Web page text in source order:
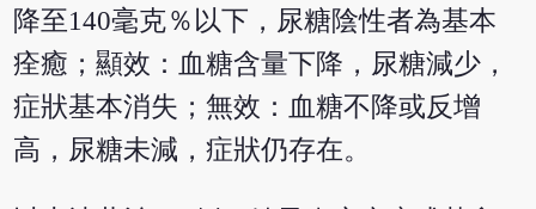
降至140毫克％以下，尿糖陰性者為基本
痊癒；顯效：血糖含量下降，尿糖減少，
症狀基本消失；無效：血糖不降或反增
高，尿糖未減，症狀仍存在。